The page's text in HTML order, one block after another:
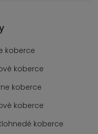
koberce
koberce
koberce
koberce
koberce